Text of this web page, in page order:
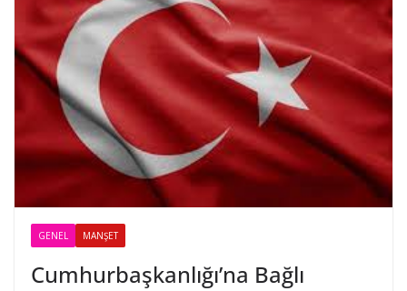
GENEL MANŞET
Cumhurbaşkanlığı’na Bağlı